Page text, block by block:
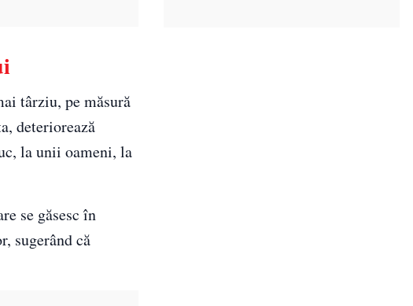
târziu, pe măsură
deteriorează
la unii oameni, la
se găsesc în
sugerând că